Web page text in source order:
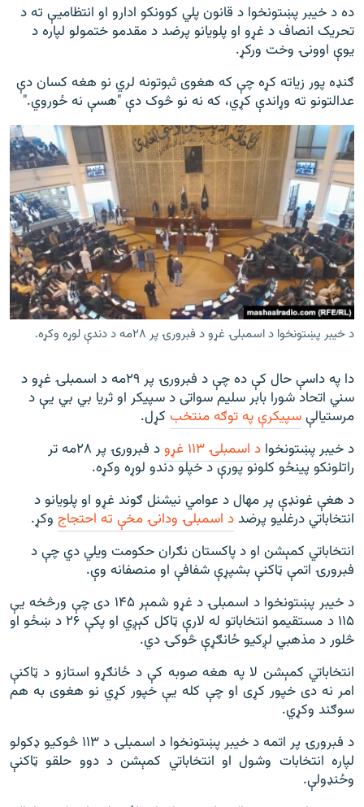
ده د خیبر پښتونخوا د قانون پلي کوونکو ادارو او انتظامیې ته د
تحریک انصاف د غړو او پلویانو پرضد د مقدمو ختمولو لپاره د
یوې اوونۍ وخت ورکړ.
ګنډه پور زیاته کړه چې که هغوی ثبوتونه لري نو هغه کسان دې
عدالتونو ته وړاندې کړي، که نه نو څوک دې "هسې نه ځوروي."
د خیبر پښتونخوا د اسمبلۍ غړو د فبرورۍ پر ۲۸مه د دندې لوړه وکړه.
دا په داسې حال کې ده چې د فبرورۍ پر ۲۹مه د اسمبلۍ غړو د
سني اتحاد شورا بابر سلیم سواتی د سپیکر او ثریا بي بي یې د
مرستیالېسپیکرې په توګه منتخب کړل.
د خیبر پښتونخوا د اسمبلۍ ۱۱۳ غړو
د فبرورۍ پر ۲۸مه تر
راتلونکو پینځو کلونو پورې د خپلو دندو لوړه وکړه.
د هغې غونډې پر مهال د عوامي نیشنل ګوند غړو او پلویانو د
انتخاباتي درغلیو پرضدد اسمبلۍ ودانۍ مخې ته احتجاج وکړ.
انتخاباتي کمېشن او د پاکستان نګران حکومت ویلي دي چې د
فبرورۍ اتمې ټاکنې بشپړې شفافې او منصفانه وې.
د خیبر پښتونخوا د اسمبلۍ د غړو شمېر ۱۴۵ دی چې ورڅخه یې
۱۱۵ د مستقیمو انتخاباتو له لارې ټاکل کېږي او پکې ۲۶ د ښځو او
څلور د مذهبي لږکیو ځانګړې څوکۍ دي.
انتخاباتي کمېشن لا په هغه صوبه کې د ځانګړو استازو د ټاکنې
امر نه دی خپور کړی او چې کله یې خپور کړي نو هغوی به هم
سوګند وکړي.
د فبرورۍ پر اتمه د خیبر پښتونخوا د اسمبلۍ د ۱۱۳ څوکیو ډکولو
لپاره انتخابات وشول او انتخاباتي کمېشن د دوو حلقو ټاکنې
وځنډولې.